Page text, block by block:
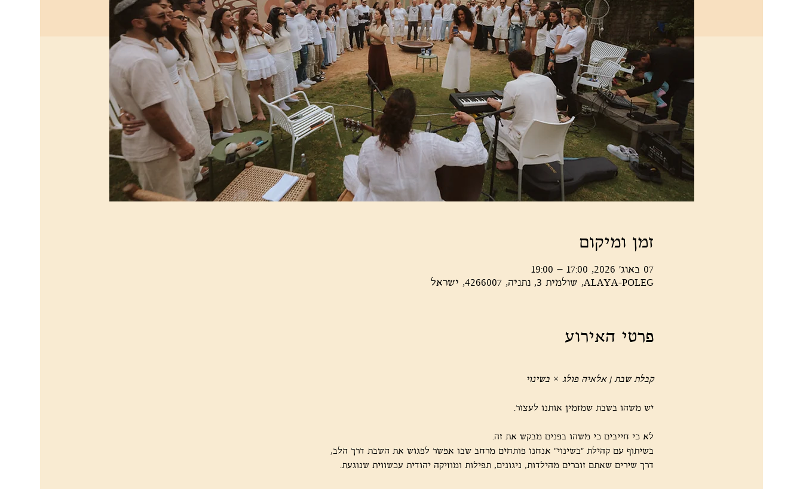
זמן ומיקום
07 באוג׳ 2026, 17:00 – 19:00
ALAYA-POLEG, שולמית 3, נתניה, 4266007, ישראל
פרטי האירוע
קבלת שבת | אלאיה פולג × בשינוי
יש משהו בשבת שמזמין אותנו לעצור.
לא כי חייבים כי משהו בפנים מבקש את זה.
בשיתוף עם קהילת "בשינוי" אנחנו פותחים מרחב שבו אפשר לפגוש את השבת דרך הלב,
דרך שירים שאתם זוכרים מהילדות, ניגונים, תפילות ומוזיקה יהודית עכשווית שנוגעת.